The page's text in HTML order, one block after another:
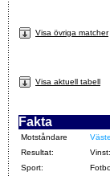
Visa övriga matcher
Visa aktuell tabell
Fakta
Motståndare
Resultat:
Sport: